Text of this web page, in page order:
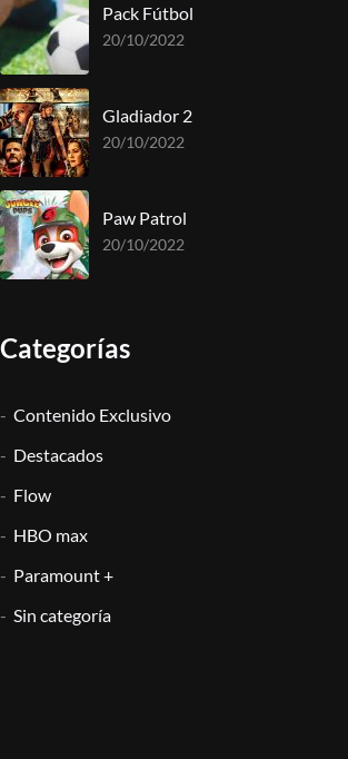
Pack Fútbol
20/10/2022
Gladiador 2
20/10/2022
Paw Patrol
20/10/2022
Categorías
Contenido Exclusivo
Destacados
Flow
HBO max
Paramount +
Sin categoría